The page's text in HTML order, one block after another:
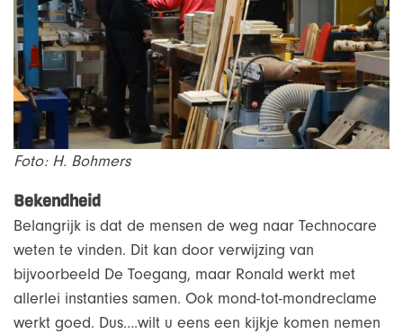
Foto: H. Bohmers
Bekendheid
Belangrijk is dat de mensen de weg naar Technocare
weten te vinden. Dit kan door verwijzing van
bijvoorbeeld De Toegang, maar Ronald werkt met
allerlei instanties samen. Ook mond-tot-mondreclame
werkt goed. Dus….wilt u eens een kijkje komen nemen